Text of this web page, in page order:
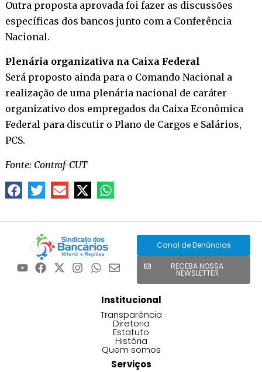
Outra proposta aprovada foi fazer as discussões
específicas dos bancos junto com a Conferência
Nacional.
Plenária organizativa na Caixa Federal
Será proposto ainda para o Comando Nacional a
realização de uma plenária nacional de caráter
organizativo dos empregados da Caixa Econômica
Federal para discutir o Plano de Cargos e Salários,
PCS.
Fonte: Contraf-CUT
Canal de Denúncias
RECEBA NOSSA
NEWSLETTER
Institucional
Transparência
Diretoria
Estatuto
História
Quem somos
Serviços